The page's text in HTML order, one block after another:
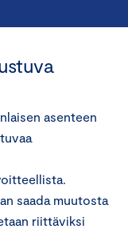
asenteen
saada muutosta
riittäviksi